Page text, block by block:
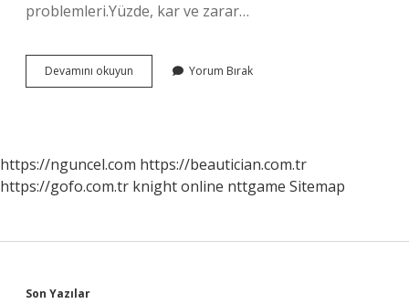
problemleri.Yüzde, kar ve zarar…
Devamını okuyun
Olmayan
Yorum Bırak
https://nguncel.com https://beautician.com.tr
https://gofo.com.tr knight online nttgame Sitemap
Son Yazılar